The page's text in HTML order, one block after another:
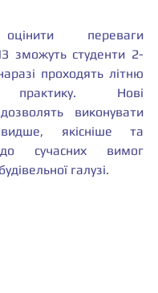
переваги
зможуть студенти 2-
проходять літню
практику. Нові
виконувати
якісніше та
до сучасних вимог
галузі.